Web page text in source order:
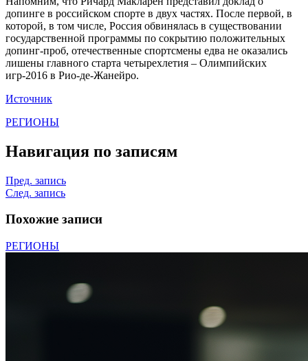
допинге в российском спорте в двух частях. После первой, в
которой, в том числе, Россия обвинялась в существовании
государственной программы по сокрытию положительных
допинг-проб, отечественные спортсмены едва не оказались
лишены главного старта четырехлетия – Олимпийских
игр-2016 в Рио-де-Жанейро.
Источник
РЕГИОНЫ
Навигация по записям
Пред. запись
След. запись
Похожие записи
РЕГИОНЫ